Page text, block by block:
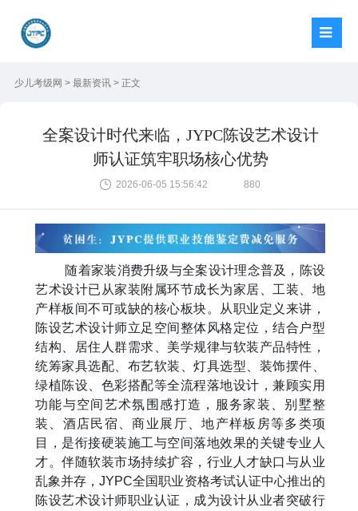
少儿考级网 > 最新资讯 > 正文
全案设计时代来临，JYPC陈设艺术设计
师认证筑牢职场核心优势
2026-06-05 15:56:42 880
随着家装消费升级与全案设计理念普及，陈设
艺术设计已从家装附属环节成长为家居、工装、地
产样板间不可或缺的核心板块。从职业定义来讲，
陈设艺术设计师立足空间整体风格定位，结合户型
结构、居住人群需求、美学规律与软装产品特性，
统筹家具选配、布艺软装、灯具选型、装饰摆件、
绿植陈设、色彩搭配等全流程落地设计，兼顾实用
功能与空间艺术氛围感打造，服务家装、别墅整
装、酒店民宿、商业展厅、地产样板房等多类项
目，是衔接硬装施工与空间落地效果的关键专业人
才。伴随软装市场持续扩容，行业人才缺口与从业
乱象并存，JYPC全国职业资格考试认证中心推出的
陈设艺术设计师职业认证，成为设计从业者突破行